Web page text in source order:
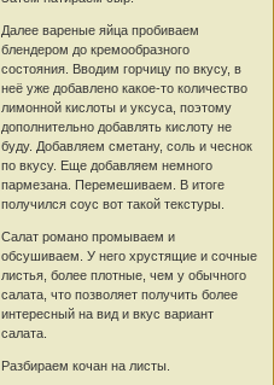
Далее вареные яйца пробиваем
блендером до кремообразного
состояния. Вводим горчицу по вкусу, в
неё уже добавлено какое-то количество
лимонной кислоты и уксуса, поэтому
дополнительно добавлять кислоту не
буду. Добавляем сметану, соль и чеснок
по вкусу. Еще добавляем немного
пармезана. Перемешиваем. В итоге
получился соус вот такой текстуры.
Салат романо промываем и
обсушиваем. У него хрустящие и сочные
листья, более плотные, чем у обычного
салата, что позволяет получить более
интересный на вид и вкус вариант
салата.
Разбираем кочан на листы.